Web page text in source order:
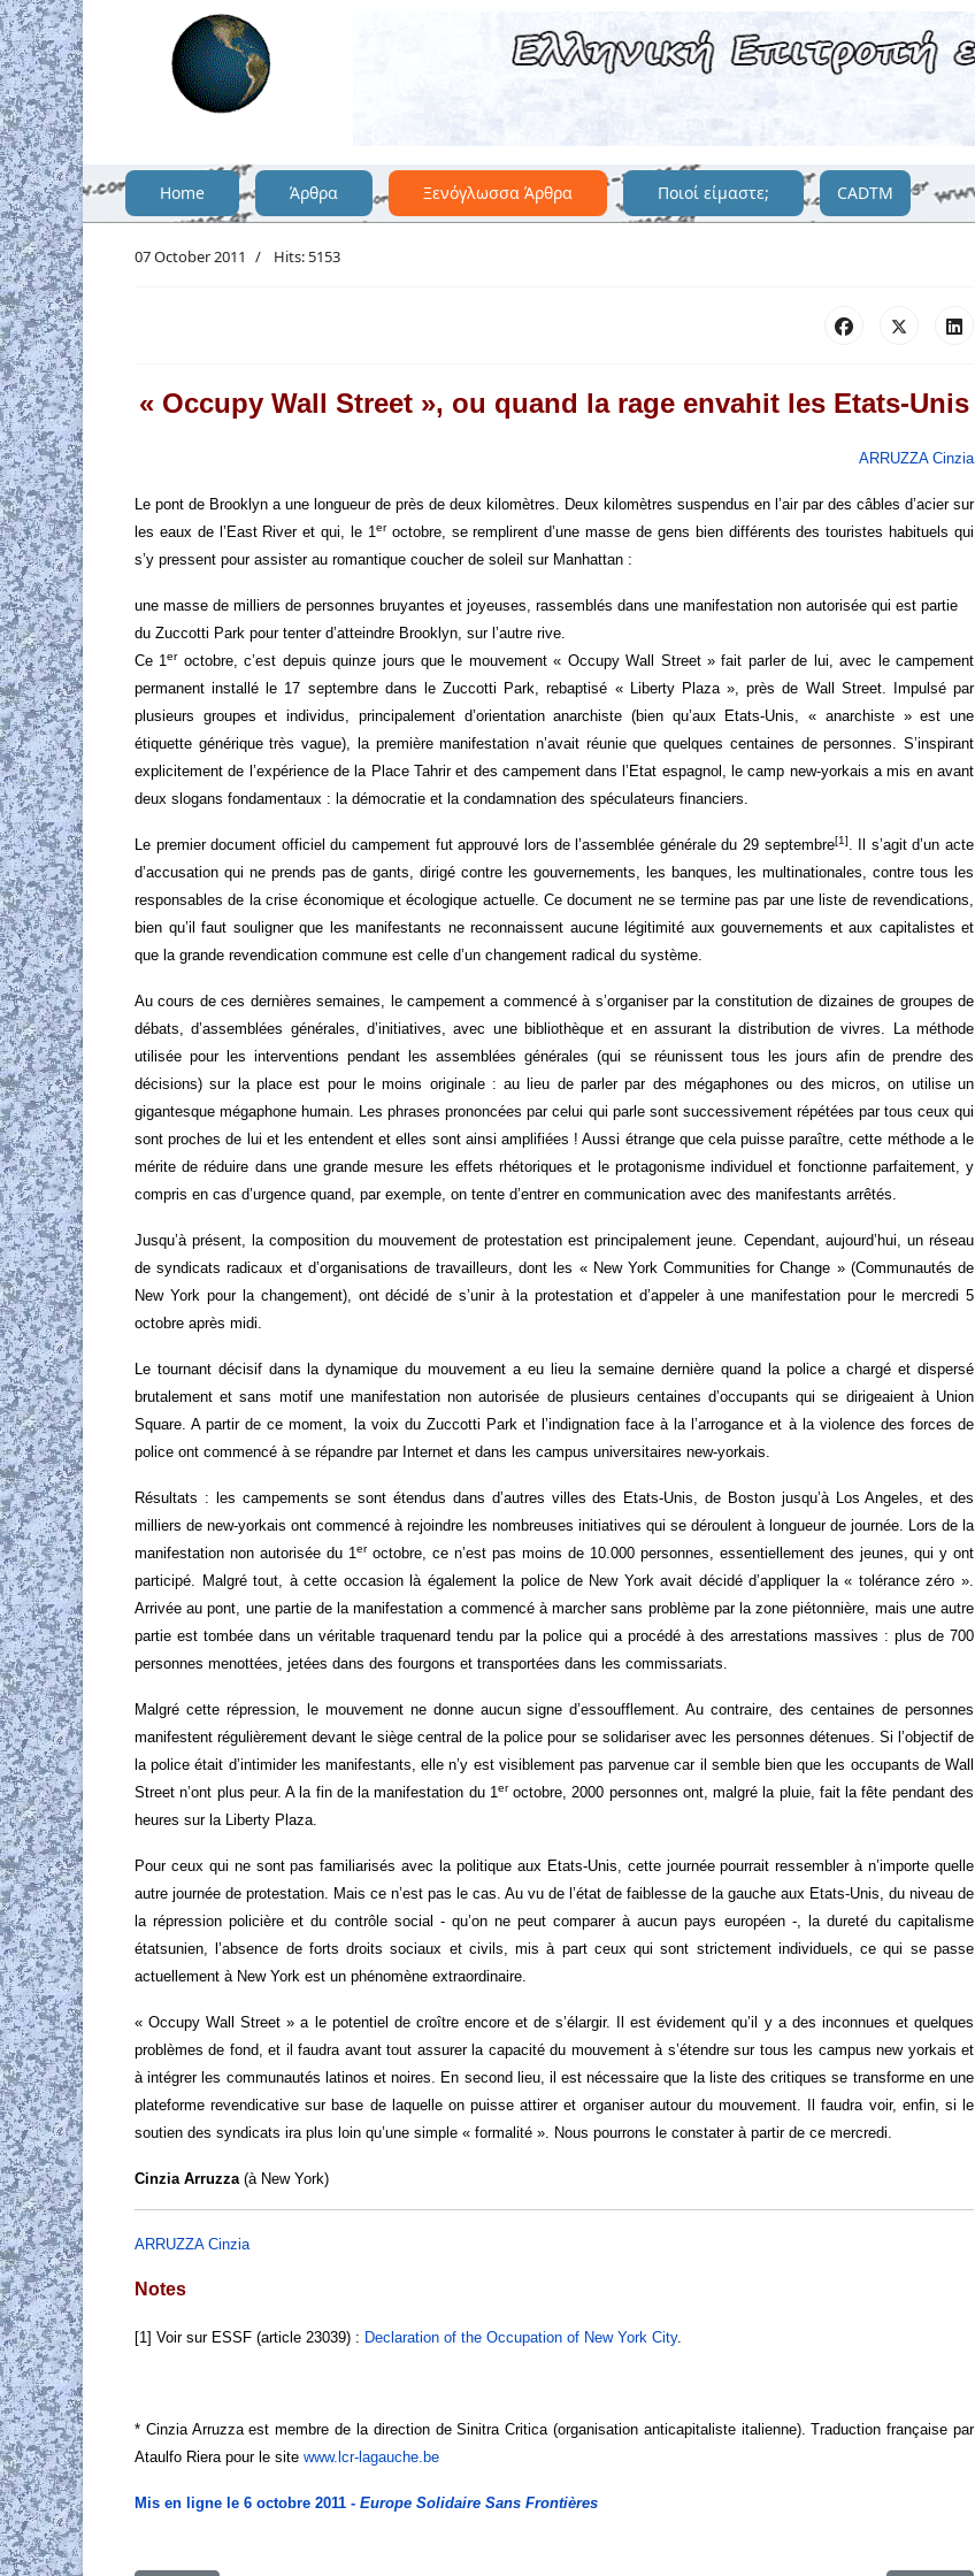
Home Άρθρα Ξενόγλωσσα Άρθρα Ποιοί είμαστε; CADTM
07 October 2011 Hits: 5153
« Occupy Wall Street », ou quand la rage envahit les Etats-Unis
ARRUZZA Cinzia
Le pont de Brooklyn a une longueur de près de deux kilomètres. Deux kilomètres suspendus en l’air par des câbles d’acier sur
les eaux de l’East River et qui, le 1eroctobre, se remplirent d’une masse de gens bien différents des touristes habituels qui
s’y pressent pour assister au romantique coucher de soleil sur Manhattan :
une masse de milliers de personnes bruyantes et joyeuses, rassemblés dans une manifestation non autorisée qui est partie
du Zuccotti Park pour tenter d’atteindre Brooklyn, sur l’autre rive.
Ce 1eroctobre, c’est depuis quinze jours que le mouvement « Occupy Wall Street » fait parler de lui, avec le campement
permanent installé le 17 septembre dans le Zuccotti Park, rebaptisé « Liberty Plaza », près de Wall Street. Impulsé par
plusieurs groupes et individus, principalement d’orientation anarchiste (bien qu’aux Etats-Unis, « anarchiste » est une
étiquette générique très vague), la première manifestation n’avait réunie que quelques centaines de personnes. S’inspirant
explicitement de l’expérience de la Place Tahrir et des campement dans l’Etat espagnol, le camp new-yorkais a mis en avant
deux slogans fondamentaux : la démocratie et la condamnation des spéculateurs financiers.
Le premier document officiel du campement fut approuvé lors de l’assemblée générale du 29 septembre[1]
. Il s’agit d’un acte
d’accusation qui ne prends pas de gants, dirigé contre les gouvernements, les banques, les multinationales, contre tous les
responsables de la crise économique et écologique actuelle. Ce document ne se termine pas par une liste de revendications,
bien qu’il faut souligner que les manifestants ne reconnaissent aucune légitimité aux gouvernements et aux capitalistes et
que la grande revendication commune est celle d’un changement radical du système.
Au cours de ces dernières semaines, le campement a commencé à s’organiser par la constitution de dizaines de groupes de
débats, d’assemblées générales, d’initiatives, avec une bibliothèque et en assurant la distribution de vivres. La méthode
utilisée pour les interventions pendant les assemblées générales (qui se réunissent tous les jours afin de prendre des
décisions) sur la place est pour le moins originale : au lieu de parler par des mégaphones ou des micros, on utilise un
gigantesque mégaphone humain. Les phrases prononcées par celui qui parle sont successivement répétées par tous ceux qui
sont proches de lui et les entendent et elles sont ainsi amplifiées ! Aussi étrange que cela puisse paraître, cette méthode a le
mérite de réduire dans une grande mesure les effets rhétoriques et le protagonisme individuel et fonctionne parfaitement, y
compris en cas d’urgence quand, par exemple, on tente d’entrer en communication avec des manifestants arrêtés.
Jusqu’à présent, la composition du mouvement de protestation est principalement jeune. Cependant, aujourd’hui, un réseau
de syndicats radicaux et d’organisations de travailleurs, dont les « New York Communities for Change » (Communautés de
New York pour la changement), ont décidé de s’unir à la protestation et d’appeler à une manifestation pour le mercredi 5
octobre après midi.
Le tournant décisif dans la dynamique du mouvement a eu lieu la semaine dernière quand la police a chargé et dispersé
brutalement et sans motif une manifestation non autorisée de plusieurs centaines d’occupants qui se dirigeaient à Union
Square. A partir de ce moment, la voix du Zuccotti Park et l’indignation face à la l’arrogance et à la violence des forces de
police ont commencé à se répandre par Internet et dans les campus universitaires new-yorkais.
Résultats : les campements se sont étendus dans d’autres villes des Etats-Unis, de Boston jusqu’à Los Angeles, et des
milliers de new-yorkais ont commencé à rejoindre les nombreuses initiatives qui se déroulent à longueur de journée. Lors de la
manifestation non autorisée du 1eroctobre, ce n’est pas moins de 10.000 personnes, essentiellement des jeunes, qui y ont
participé. Malgré tout, à cette occasion là également la police de New York avait décidé d’appliquer la « tolérance zéro ».
Arrivée au pont, une partie de la manifestation a commencé à marcher sans problème par la zone piétonnière, mais une autre
partie est tombée dans un véritable traquenard tendu par la police qui a procédé à des arrestations massives : plus de 700
personnes menottées, jetées dans des fourgons et transportées dans les commissariats.
Malgré cette répression, le mouvement ne donne aucun signe d’essoufflement. Au contraire, des centaines de personnes
manifestent régulièrement devant le siège central de la police pour se solidariser avec les personnes détenues. Si l’objectif de
la police était d’intimider les manifestants, elle n’y est visiblement pas parvenue car il semble bien que les occupants de Wall
Street n’ont plus peur. A la fin de la manifestation du 1eroctobre, 2000 personnes ont, malgré la pluie, fait la fête pendant des
heures sur la Liberty Plaza.
Pour ceux qui ne sont pas familiarisés avec la politique aux Etats-Unis, cette journée pourrait ressembler à n’importe quelle
autre journée de protestation. Mais ce n’est pas le cas. Au vu de l’état de faiblesse de la gauche aux Etats-Unis, du niveau de
la répression policière et du contrôle social - qu’on ne peut comparer à aucun pays européen -, la dureté du capitalisme
étatsunien, l’absence de forts droits sociaux et civils, mis à part ceux qui sont strictement individuels, ce qui se passe
actuellement à New York est un phénomène extraordinaire.
« Occupy Wall Street » a le potentiel de croître encore et de s’élargir. Il est évidement qu’il y a des inconnues et quelques
problèmes de fond, et il faudra avant tout assurer la capacité du mouvement à s’étendre sur tous les campus new yorkais et
à intégrer les communautés latinos et noires. En second lieu, il est nécessaire que la liste des critiques se transforme en une
plateforme revendicative sur base de laquelle on puisse attirer et organiser autour du mouvement. Il faudra voir, enfin, si le
soutien des syndicats ira plus loin qu’une simple « formalité ». Nous pourrons le constater à partir de ce mercredi.
Cinzia Arruzza (à New York)
ARRUZZA Cinzia
Notes
[1] Voir sur ESSF (article 23039) : Declaration of the Occupation of New York City.
* Cinzia Arruzza est membre de la direction de Sinitra Critica (organisation anticapitaliste italienne). Traduction française par
Ataulfo Riera pour le site www.lcr-lagauche.be
Mis en ligne le 6 octobre 2011 - Europe Solidaire Sans Frontières